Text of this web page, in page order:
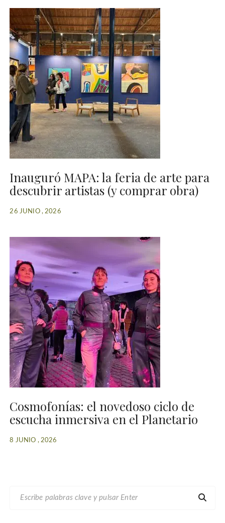
Inauguró MAPA: la feria de arte para
descubrir artistas (y comprar obra)
26 JUNIO , 2026
Cosmofonías: el novedoso ciclo de
escucha inmersiva en el Planetario
8 JUNIO , 2026